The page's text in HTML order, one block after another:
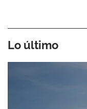
Lo último